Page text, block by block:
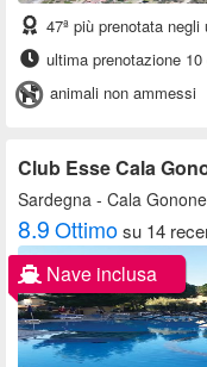
47ª più prenotata
ultima prenotazione
animali non ammessi
Club Esse Cala
Sardegna - Cala
8.9Ottimosu 14
Nave inclusa